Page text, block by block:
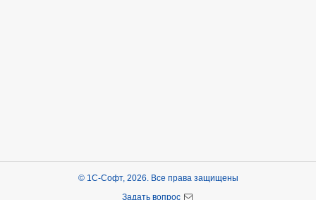
© 1С-Софт, 2026. Все права защищены
Задать вопрос